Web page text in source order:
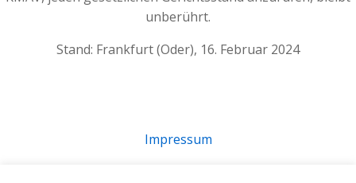
unberührt.
Stand: Frankfurt (Oder), 16. Februar 2024
Impressum